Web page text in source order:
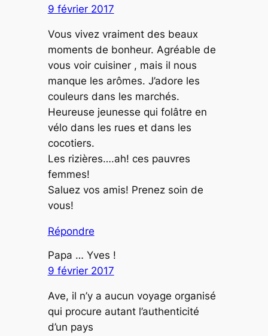
9 février 2017
Vous vivez vraiment des beaux
moments de bonheur. Agréable de
vous voir cuisiner , mais il nous
manque les arômes. J’adore les
couleurs dans les marchés.
Heureuse jeunesse qui folâtre en
vélo dans les rues et dans les
cocotiers.
Les rizières….ah! ces pauvres
femmes!
Saluez vos amis! Prenez soin de
vous!
Répondre
Papa … Yves !
9 février 2017
Ave, il n’y a aucun voyage organisé
qui procure autant l’authenticité
d’un pays